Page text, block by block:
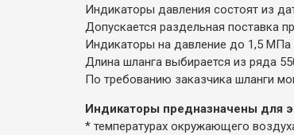
Индикаторы давления состоят из
Допускается раздельная поставка
Индикаторы на давление до 1,5 МПа
Длина шланга выбирается из ряда
По требованию заказчика шланги
Индикаторы предназначены для
* температурах окружающего